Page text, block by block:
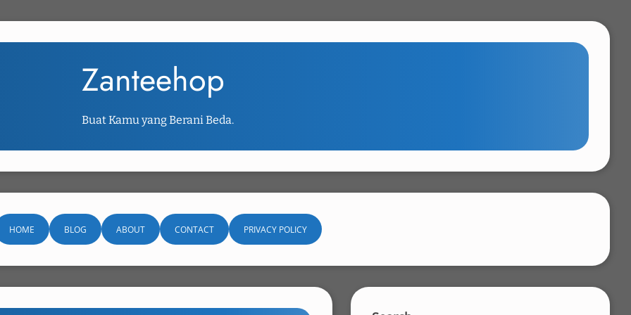
Zanteehop
Buat Kamu yang Berani Beda.
HOME BLOG ABOUT CONTACT PRIVACY POLICY